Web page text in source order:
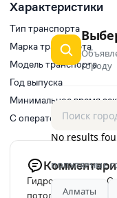
Характеристики
Тип транспорта
Марка транспорта
Модель транспорта
Год выпуска
Минимальное время
С
Гидромолот есть.
потолок,
городу
No results
ПОПУЛЯРНЫЕ
Алматы